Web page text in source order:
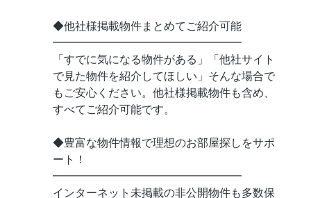
◆他社様掲載物件まとめてご紹介可能
━━━━━━━━━━━━━━━━━
「すでに気になる物件がある」「他社サイト
で見た物件を紹介してほしい」そんな場合で
もご安心ください。他社様掲載物件も含め、
すべてご紹介可能です。
◆豊富な物件情報で理想のお部屋探しをサポ
ート！
━━━━━━━━━━━━━━━━━
インターネット未掲載の非公開物件も多数保